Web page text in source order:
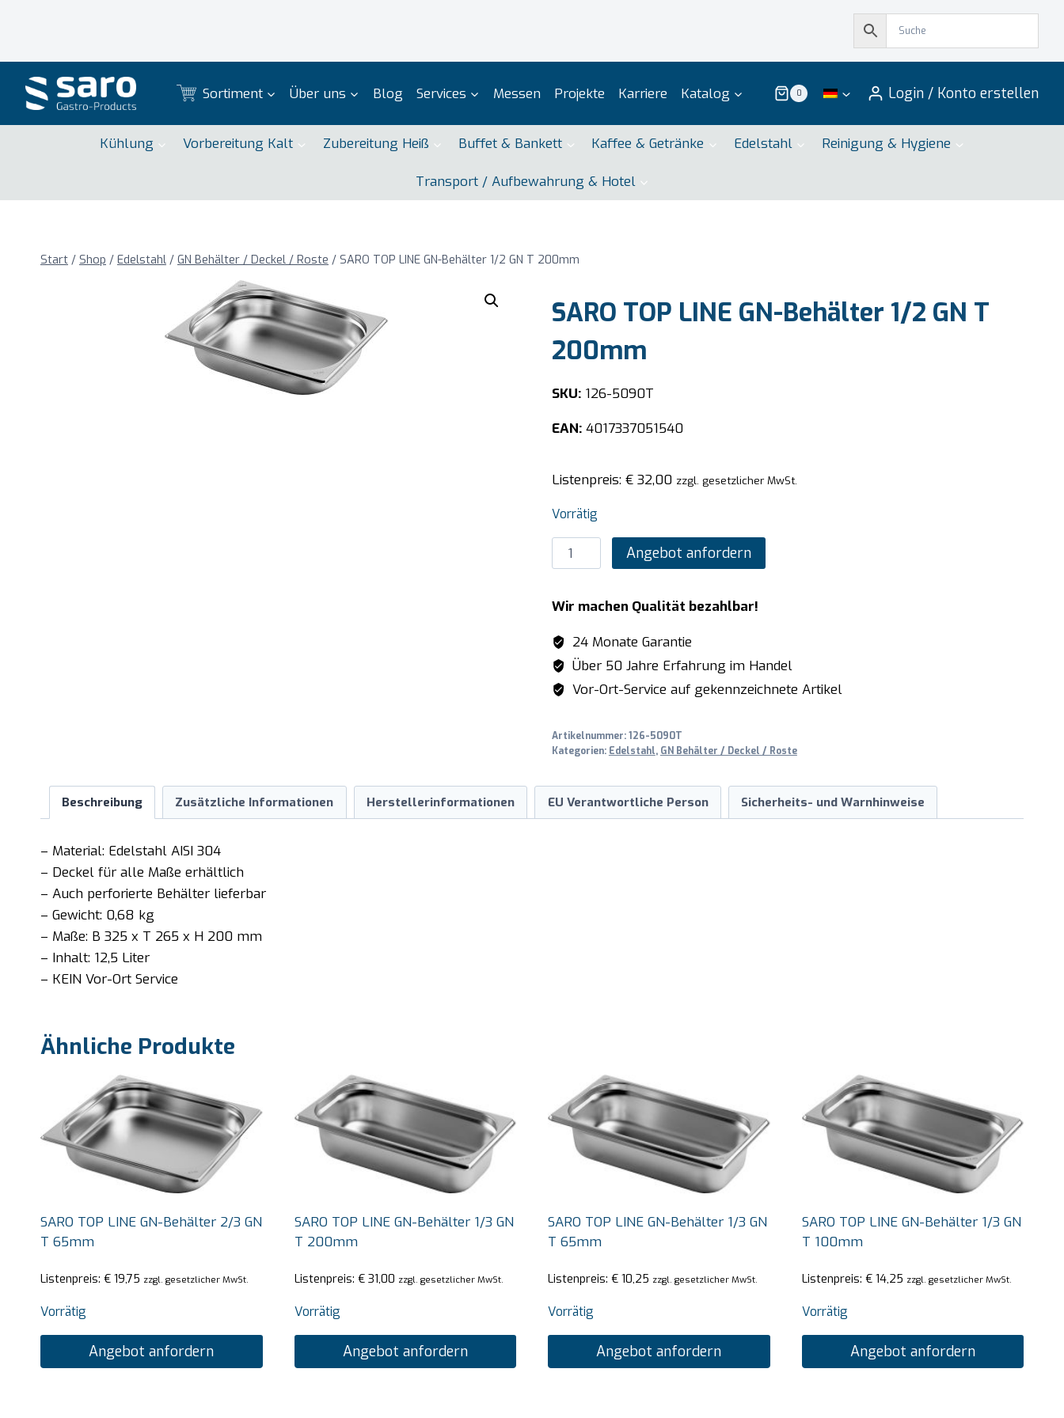
Sortiment Über uns Blog Services Messen Projekte Karriere Katalog 0 Login / Konto erstellen
Kühlung Vorbereitung Kalt Zubereitung Heiß Buffet & Bankett Kaffee & Getränke Edelstahl Reinigung & Hygiene
Transport / Aufbewahrung & Hotel
Start / Shop / Edelstahl / GN Behälter / Deckel / Roste / SARO TOP LINE GN-Behälter 1/2 GN T 200mm
SARO TOP LINE GN-Behälter 1/2 GN T
200mm
SKU:126-5090T
EAN:4017337051540
Listenpreis: €32,00 zzgl. gesetzlicher MwSt.
Vorrätig
SARO
TOP
GN-
Behälter
1/2
GN
T
Menge
Angebot anfordern
Wir machen Qualität bezahlbar!
24 Monate Garantie
Über 50 Jahre Erfahrung im Handel
Vor-Ort-Service auf gekennzeichnete Artikel
Artikelnummer:126-5090T
Kategorien: Edelstahl, GN Behälter / Deckel / Roste
Beschreibung Zusätzliche Informationen Herstellerinformationen EU Verantwortliche Person Sicherheits- und Warnhinweise
– Material: Edelstahl AISI 304
– Deckel für alle Maße erhältlich
– Auch perforierte Behälter lieferbar
– Gewicht: 0,68 kg
– Maße: B 325 x T 265 x H 200 mm
– Inhalt: 12,5 Liter
– KEIN Vor-Ort Service
Ähnliche Produkte
SARO TOP LINE GN-Behälter 2/3 GN
T 65mm
Listenpreis: € 19,75 zzgl. gesetzlicher MwSt.
Vorrätig
Angebot anfordern
SARO TOP LINE GN-Behälter 1/3 GN
T 200mm
Listenpreis: €31,00 zzgl. gesetzlicher MwSt.
Vorrätig
Angebot anfordern
SARO TOP LINE GN-Behälter 1/3 GN
T 65mm
Listenpreis: € 10,25 zzgl. gesetzlicher MwSt.
Vorrätig
Angebot anfordern
SARO TOP LINE GN-Behälter 1/3 GN
T 100mm
Listenpreis: €14,25 zzgl. gesetzlicher MwSt.
Vorrätig
Angebot anfordern